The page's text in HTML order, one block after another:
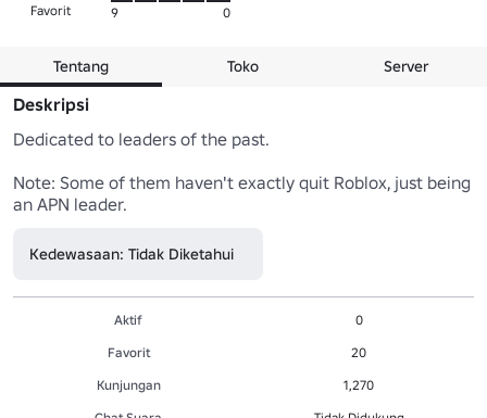
Favorit 9 0
Tentang Toko Server
Deskripsi
Dedicated to leaders of the past.
Note: Some of them haven't exactly quit Roblox, just being
an APN leader.
Kedewasaan: Tidak Diketahui
Aktif
0
Favorit
20
Kunjungan
1,270